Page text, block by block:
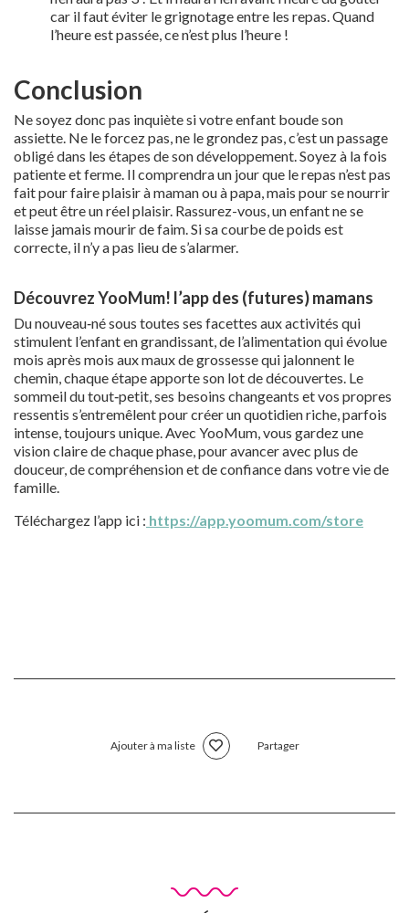
car il faut éviter le grignotage entre les repas. Quand
l’heure est passée, ce n’est plus l’heure !
Conclusion
Ne soyez donc pas inquiète si votre enfant boude son
assiette. Ne le forcez pas, ne le grondez pas, c’est un passage
obligé dans les étapes de son développement. Soyez à la fois
patiente et ferme. Il comprendra un jour que le repas n’est pas
fait pour faire plaisir à maman ou à papa, mais pour se nourrir
et peut être un réel plaisir. Rassurez-vous, un enfant ne se
laisse jamais mourir de faim. Si sa courbe de poids est
correcte, il n’y a pas lieu de s’alarmer.
Découvrez YooMum! l’app des (futures) mamans
Du nouveau‑né sous toutes ses facettes aux activités qui
stimulent l’enfant en grandissant, de l’alimentation qui évolue
mois après mois aux maux de grossesse qui jalonnent le
chemin, chaque étape apporte son lot de découvertes. Le
sommeil du tout‑petit, ses besoins changeants et vos propres
ressentis s’entremêlent pour créer un quotidien riche, parfois
intense, toujours unique. Avec YooMum, vous gardez une
vision claire de chaque phase, pour avancer avec plus de
douceur, de compréhension et de confiance dans votre vie de
famille.
Téléchargez l’app ici : https://app.yoomum.com/store
Ajouter à ma liste Partager